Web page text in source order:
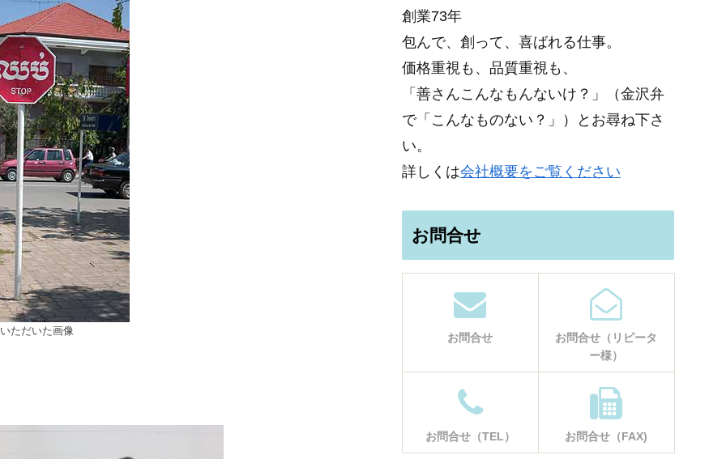
ただいた画像
創業73年
包んで、創って、喜ばれる仕事。
価格重視も、品質重視も、
「善さんこんなもんないけ？」（金沢弁
で「こんなものない？」）とお尋ね下さ
い。
詳しくは会社概要をご覧ください
お問合せ
お問合せ
お問合せ（リピータ
ー様）
お問合せ（TEL） お問合せ（FAX)